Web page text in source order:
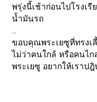
พรุ่งนี้เช้าก่อนไปโรงเ
น้ำมันรถ
ขอบคุณพระเยซูที่ทรง
ไม่ว่าคนใกล้ หรือคนไก
พระเยซู อยากให้เราป